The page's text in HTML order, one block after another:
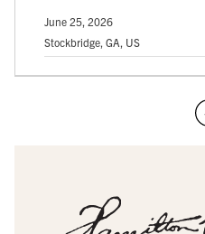
June 25, 2026
Stockbridge, GA, US